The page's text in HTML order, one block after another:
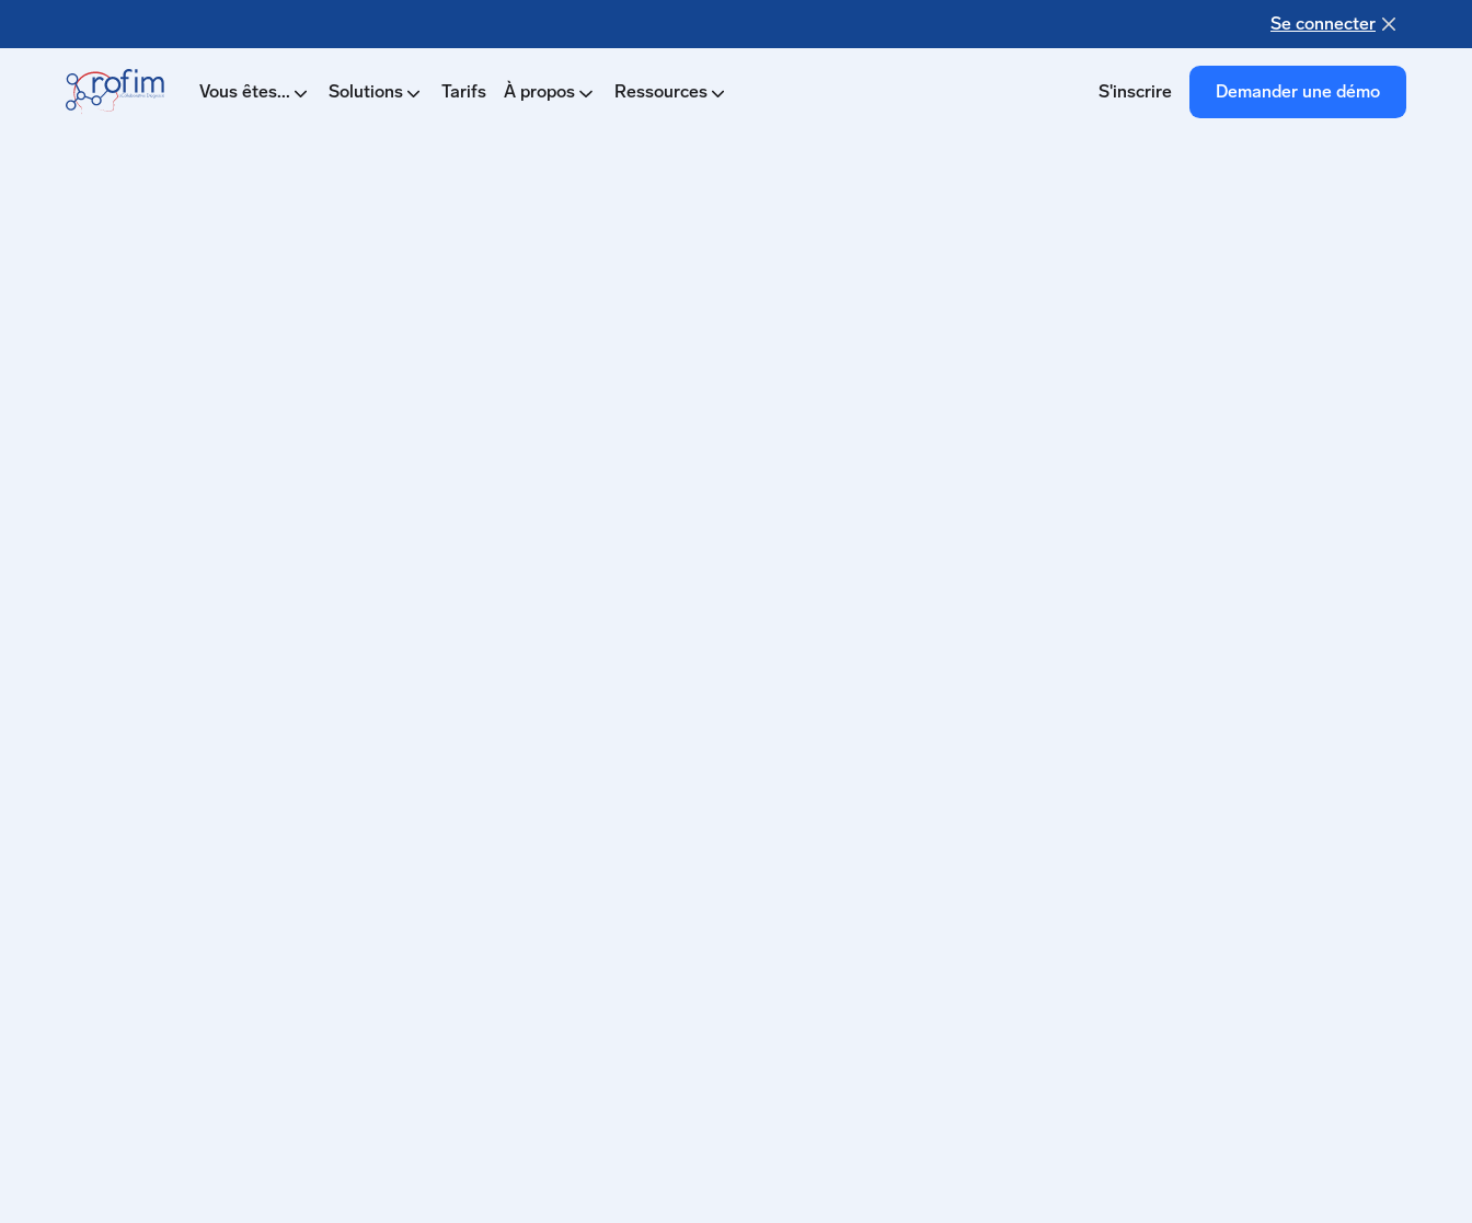
Se connecter
Vous êtes... Solutions Tarifs À propos Ressources S'inscrire Demander une démo